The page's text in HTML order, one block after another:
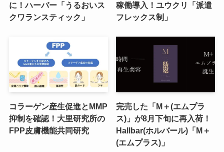
に！ハーバー「うるおいス
クワランスティック」
稼働導入！ユウクリ「派遣
フレックス制」
コラーゲン産生促進とMMP
抑制を確認！大里研究所の
FPP皮膚機能共同研究
完売した「M＋(エムプラ
ス)」が8月下旬に再入荷！
Hallbar(ホルバール)「M＋
(エムプラス)」